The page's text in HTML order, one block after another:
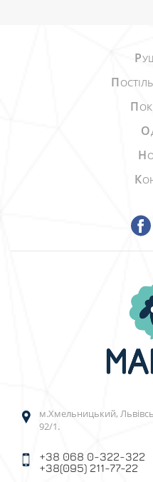
Р
П
П
О
Н
К
м.Хмельницький,
92/1.
+38 068 0-322-322
+38(095) 211-77-22